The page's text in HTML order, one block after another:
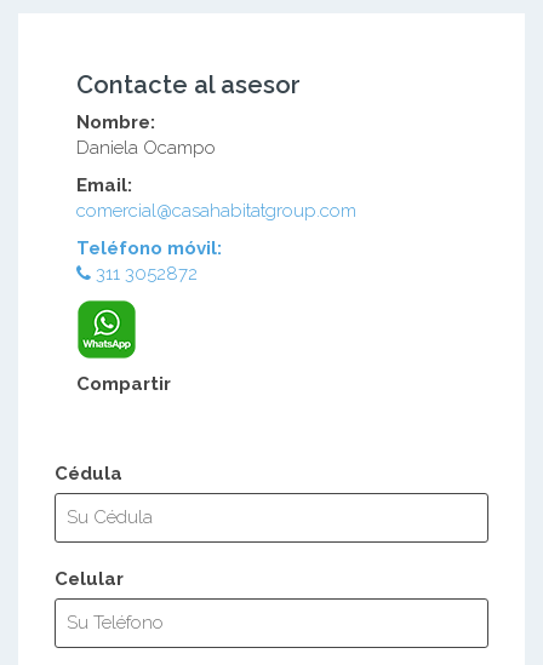
Contacte al asesor
Nombre:
Daniela Ocampo
Email:
comercial@casahabitatgroup.com
Teléfono móvil:
311 3052872
Compartir
Cédula
Celular